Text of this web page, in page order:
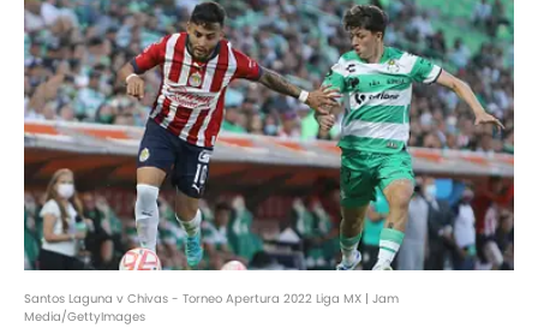
Santos Laguna v Chivas - Torneo Apertura 2022 Liga MX | Jam
Media/GettyImages